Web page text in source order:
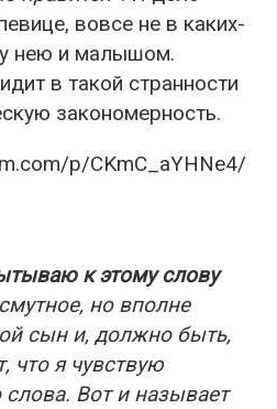
вовсе не в каких-
нею и малышом.
в такой странности
закономерность.
p/CKmC_aYHNe4/
к этому слову
но вполне
сын и, должно быть,
что я чувствую
слова. Вот и называет